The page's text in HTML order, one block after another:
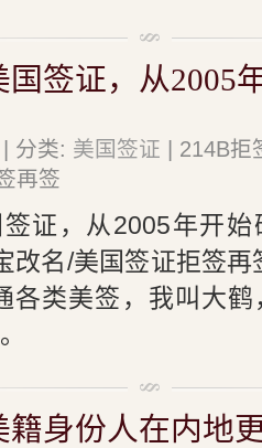
国签证，从2005
分类: 美国签证 | 214B
再签
证，从2005年开
改名/美国签证拒签
各类美签，我叫大
籍身份人在内地